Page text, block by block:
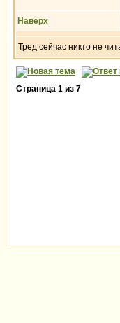
Наверх
Тред сейчас никто не
Страница 1 из 7